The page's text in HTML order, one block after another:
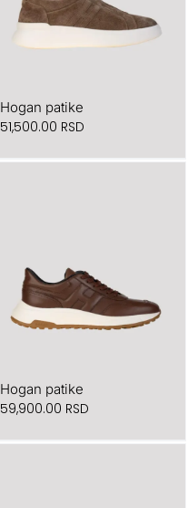
Hogan patike
51,500.00 RSD
Hogan patike
59,900.00 RSD